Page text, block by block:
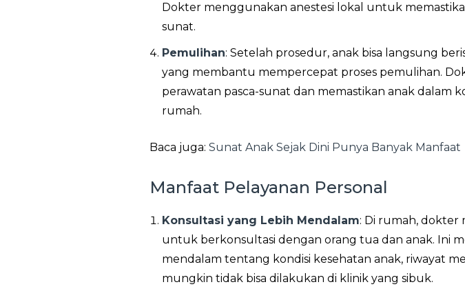
Dokter menggunakan anestesi lokal untuk
sunat.
Pemulihan: Setelah prosedur, anak bisa langsung
yang membantu mempercepat proses pemulihan.
perawatan pasca-sunat dan memastikan anak dalam
rumah.
Baca juga: Sunat Anak Sejak Dini Punya Banyak Manfaat
Manfaat Pelayanan Personal
Konsultasi yang Lebih Mendalam: Di rumah, dokter
untuk berkonsultasi dengan orang tua dan anak. Ini
mendalam tentang kondisi kesehatan anak, riwayat
mungkin tidak bisa dilakukan di klinik yang sibuk.